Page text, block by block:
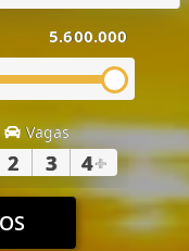
5.600.000
Vagas
2 3 4+